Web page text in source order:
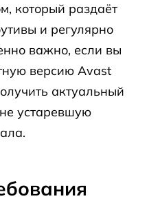
который раздаёт
и регулярно
важно, если вы
версию Avast
актуальный
устаревшую